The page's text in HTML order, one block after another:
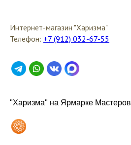
Интернет-магазин "Харизма"
Телефон: +7 (912) 032-67-55
"Харизма" на Ярмарке Мастеров